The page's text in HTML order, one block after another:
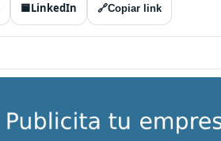
🟦LinkedIn 🔗Copiar link